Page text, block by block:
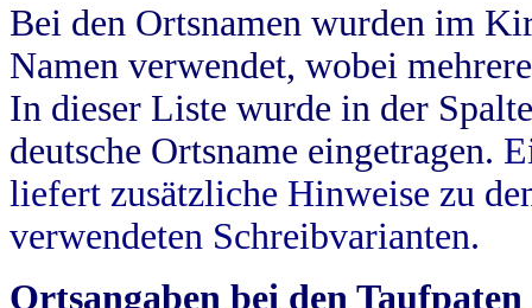
Bei den Ortsnamen wurden im
Namen verwendet, wobei
In dieser Liste wurde in der
deutsche Ortsname eingetragen.
liefert zusätzliche Hinweise zu
verwendeten Schreibvarianten.
Ortsangaben bei den Taufpaten